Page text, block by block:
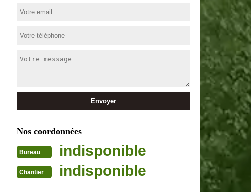
Nos coordonnées
Bureau indisponible
Chantier indisponible